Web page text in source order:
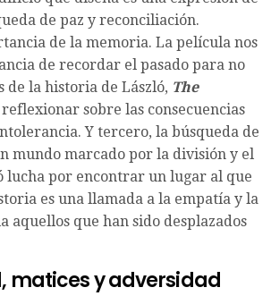
de paz y reconciliación.
de la memoria. La película nos
de recordar el pasado para no
la historia de László, The
sobre las consecuencias
Y tercero, la búsqueda de
mundo marcado por la división y el
lucha por encontrar un lugar al que
es una llamada a la empatía y la
aquellos que han sido desplazados
matices y adversidad